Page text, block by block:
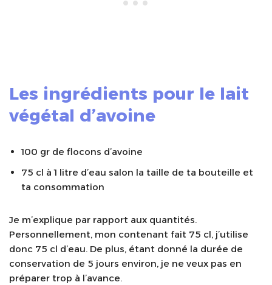
Les ingrédients pour le lait
végétal d’avoine
100 gr de flocons d’avoine
75 cl à 1 litre d’eau salon la taille de ta bouteille et
ta consommation
Je m’explique par rapport aux quantités.
Personnellement, mon contenant fait 75 cl, j’utilise
donc 75 cl d’eau. De plus, étant donné la durée de
conservation de 5 jours environ, je ne veux pas en
préparer trop à l’avance.